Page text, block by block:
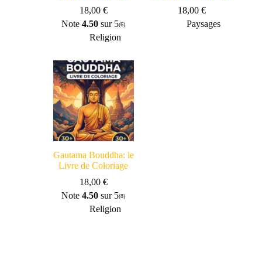
18,00 €
Note4.50 sur 5(6)
Religion
18,00€
Paysages
Gautama Bouddha: le
Livre de Coloriage
18,00 €
Note4.50 sur 5(8)
Religion